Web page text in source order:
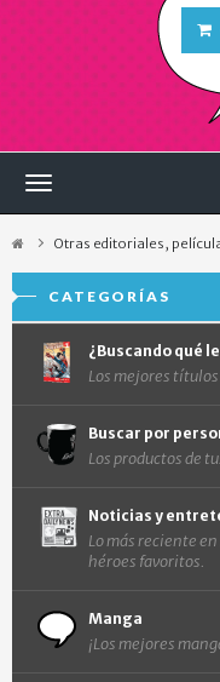
Navegación
Otras editoriales,
CATEGORÍAS
¿Buscando qué
Los mejores
Buscar por
Los productos de
Noticias y
Lo más reciente
héroes favoritos.
Manga
¡Los mejores